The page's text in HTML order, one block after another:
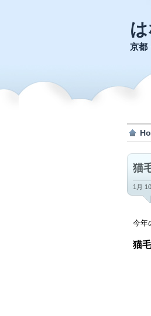
京都
猫
1月
今年
猫